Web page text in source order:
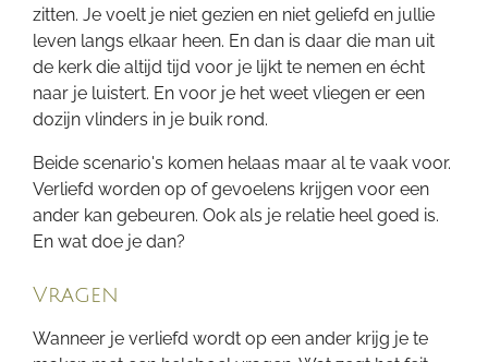
zitten. Je voelt je niet gezien en niet geliefd en jullie
leven langs elkaar heen. En dan is daar die man uit
de kerk die altijd tijd voor je lijkt te nemen en écht
naar je luistert. En voor je het weet vliegen er een
dozijn vlinders in je buik rond.
Beide scenario's komen helaas maar al te vaak voor.
Verliefd worden op of gevoelens krijgen voor een
ander kan gebeuren. Ook als je relatie heel goed is.
En wat doe je dan?
Vragen
Wanneer je verliefd wordt op een ander krijg je te